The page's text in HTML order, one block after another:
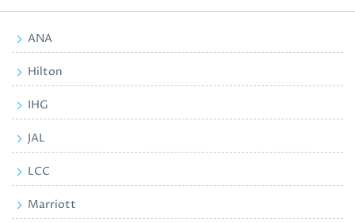
ANA
Hilton
IHG
JAL
LCC
Marriott